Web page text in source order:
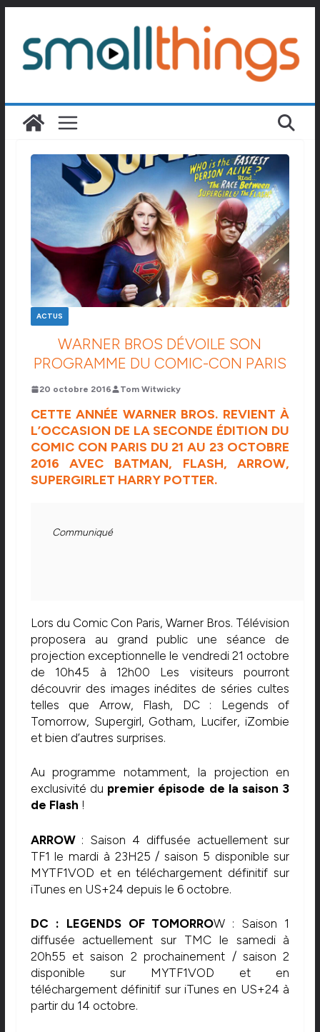
contenu
ACTUS
WARNER BROS DÉVOILE SON
PROGRAMME DU COMIC-CON PARIS
20 octobre 2016 Tom Witwicky
CETTE ANNÉE WARNER BROS. REVIENT À
L’OCCASION DE LA SECONDE ÉDITION DU
COMIC CON PARIS DU 21 AU 23 OCTOBRE
2016 AVEC BATMAN, FLASH, ARROW,
SUPERGIRLET HARRY POTTER.
Communiqué
Lors du Comic Con Paris, Warner Bros. Télévision
proposera au grand public une séance de
projection exceptionnelle le vendredi 21 octobre
de 10h45 à 12h00 Les visiteurs pourront
découvrir des images inédites de séries cultes
telles que Arrow, Flash, DC : Legends of
Tomorrow, Supergirl, Gotham, Lucifer, iZombie
et bien d’autres surprises.
Au programme notamment, la projection en
exclusivité du premier épisode de la saison 3
de Flash !
ARROW: Saison 4 diffusée actuellement sur
TF1 le mardi à 23H25 / saison 5 disponible sur
MYTF1VOD et en téléchargement définitif sur
iTunes en US+24 depuis le 6 octobre.
DC : LEGENDS OF TOMORROW : Saison 1
diffusée actuellement sur TMC le samedi à
20h55 et saison 2 prochainement / saison 2
disponible sur MYTF1VOD et en
téléchargement définitif sur iTunes en US+24 à
partir du 14 octobre.